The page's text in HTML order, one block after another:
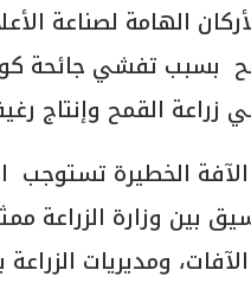
الهامة لصناعة
بسبب تفشي جائحة
زراعة القمح وإنتاج
الخطيرة تستوجب
بين وزارة الزراعة
الآفات، ومديريات